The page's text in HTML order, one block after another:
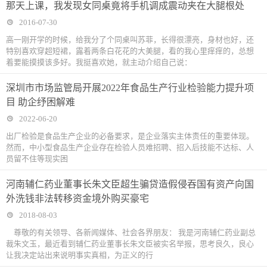
那天上课，我发现女同桌竟将手机调成震动夹在大腿根处
2016-07-30
高一刚开学的时候，给我分了个同桌叫苏菲，长得很漂亮，身材也好，还
特别喜欢穿超短裙，露着两条白花花的大美腿，看的我心里痒痒的，总想
着要能摸摸该多好。我挺喜欢她，就主动介绍自己说：
深圳市市场监管局开展2022年食品生产行业检验能力提升项
目 助企纾困解难
2022-06-20
出厂检验是食品生产企业的必备要求，是企业落实主体责任的重要体现。
然而，中小型食品生产企业存在检验人员难招聘、招入后技能不达标、人
员留不住等现实困
河南辅仁药业董事长朱文臣超生骗贷造假侵吞国有资产向国
外洗钱非法转移资金境外购买豪宅
2018-08-03
尊敬的有关领导、各新闻媒体、社会各界朋友： 我是河南辅仁药业副总
裁朱文玉，最近看到辅仁药业董事长朱文臣被实名举报，思考良久，良心
让我决定站出来说明事实真相，为正义的行